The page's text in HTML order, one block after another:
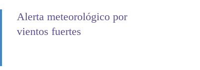
Alerta meteorológico por
vientos fuertes